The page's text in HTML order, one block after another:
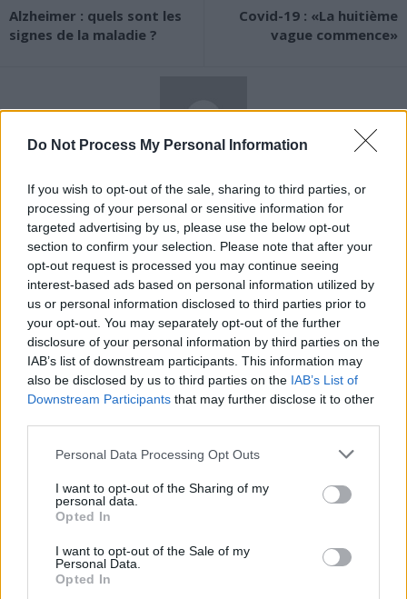
Do Not Process My Personal Information
If you wish to opt-out of the sale, sharing to third parties, or
processing of your personal or sensitive information for
targeted advertising by us, please use the below opt-out
section to confirm your selection. Please note that after your
opt-out request is processed you may continue seeing
interest-based ads based on personal information utilized by
us or personal information disclosed to third parties prior to
your opt-out. You may separately opt-out of the further
disclosure of your personal information by third parties on the
IAB’s list of downstream participants. This information may
also be disclosed by us to third parties on the IAB’s List of
Downstream Participants that may further disclose it to other
Personal Data Processing Opt Outs
I want to opt-out of the Sharing of my
personal data.
Opted In
I want to opt-out of the Sale of my
Personal Data.
Opted In
Alzheimer : quels sont les
signes de la maladie ?
Covid-19 : «La huitième
vague commence»
News Santé
https://news-sante.fr
ARTICLES CONNEXES
Santé
Canicule : les conseils
essentiels des
cardiologues pour
Santé
Éclipse du 12 août :
attention à la pénurie de
lunettes de sécurité
Santé
Un chewing-gum
révolutionnaire pour
combattre le cancer
Populaires
Médicament retiré en urgence pour risques graves et données falsifiées